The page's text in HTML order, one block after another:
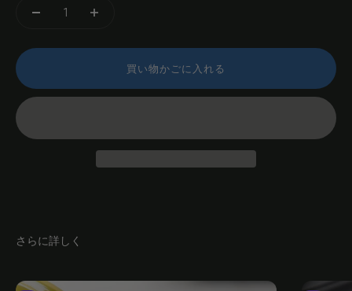
買い物かごに入れる
さらに詳しく